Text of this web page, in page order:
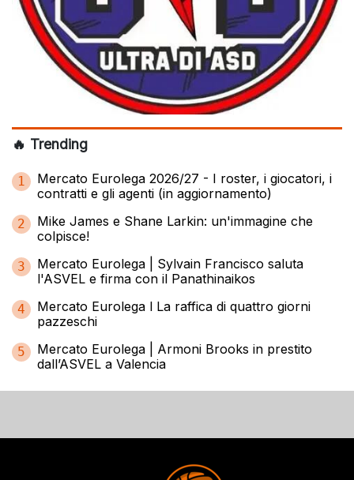
🔥 Trending
1
Mercato Eurolega 2026/27 - I roster, i giocatori, i
contratti e gli agenti (in aggiornamento)
2
Mike James e Shane Larkin: un'immagine che
colpisce!
3
Mercato Eurolega | Sylvain Francisco saluta
l'ASVEL e firma con il Panathinaikos
4
Mercato Eurolega l La raffica di quattro giorni
pazzeschi
5
Mercato Eurolega | Armoni Brooks in prestito
dall’ASVEL a Valencia